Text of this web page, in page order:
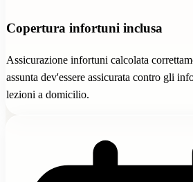
Copertura infortuni inclusa
Assicurazione infortuni calcolata
assunta dev'essere assicurata contro gli
lezioni a domicilio.